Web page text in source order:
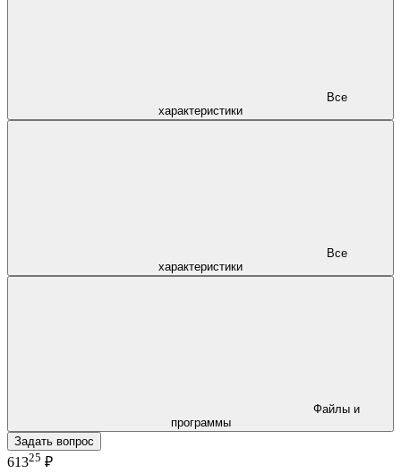
характеристики
характеристики
программы
Задать вопрос
61325 ₽